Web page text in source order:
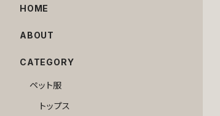
HOME
ABOUT
CATEGORY
ペット服
トップス